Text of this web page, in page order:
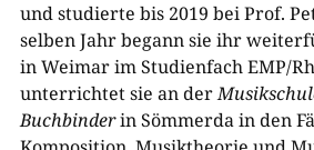
und studierte bis 2019 bei Prof.
selben Jahr begann sie ihr
in Weimar im Studienfach EMP/
unterrichtet sie an der
Buchbinderin Sömmerda in den